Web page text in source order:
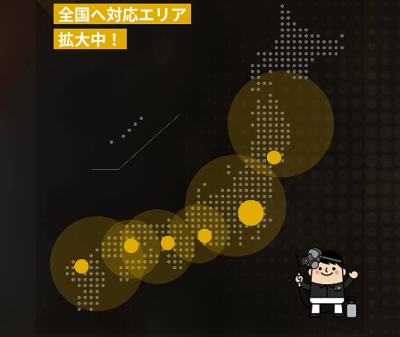
全国へ対応エリア
拡大中！